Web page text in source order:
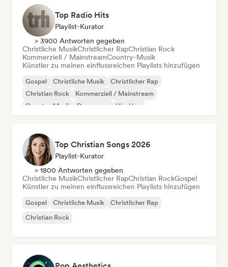
Top Radio Hits
Playlist-Kurator
> 3900 Antworten gegeben
Christliche MusikChristlicher RapChristian Rock
Kommerziell / MainstreamCountry-Musik
Künstler zu meinen einflussreichen Playlists hinzufügen
Gospel Christliche Musik
Christlicher Rap
Christian Rock
Kommerziell / Mainstream
Country-Musik
Dance pop Hip-Hop
Top Christian Songs 2026
Playlist-Kurator
> 1800 Antworten gegeben
Christliche MusikChristlicher RapChristian RockGospel
Künstler zu meinen einflussreichen Playlists hinzufügen
Gospel Christliche Musik
Christlicher Rap
Christian Rock